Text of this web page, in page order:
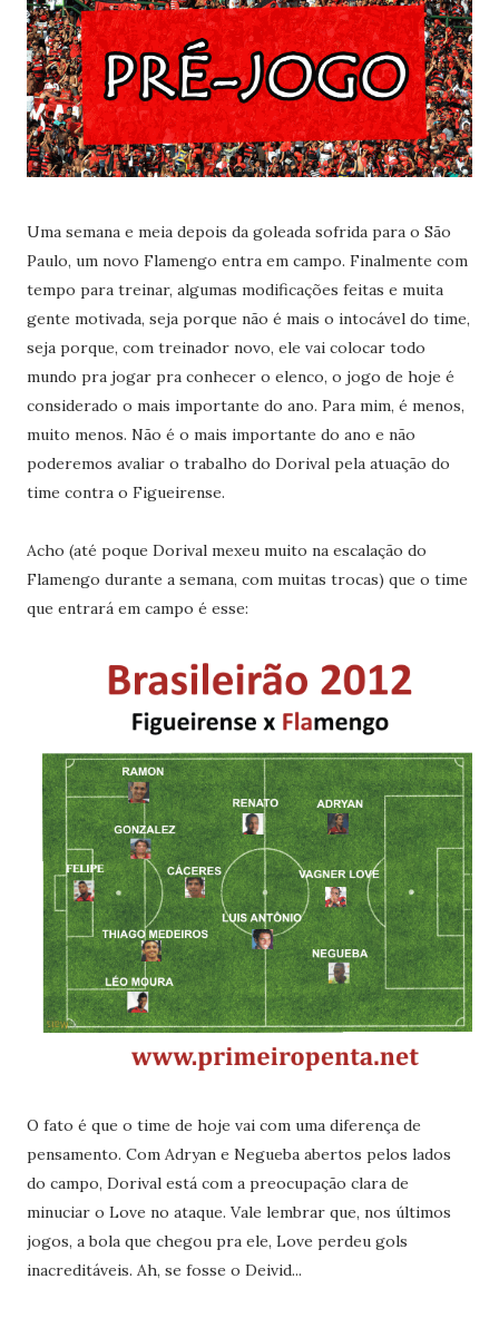
Uma semana e meia depois da goleada sofrida para o São
Paulo, um novo Flamengo entra em campo. Finalmente com
tempo para treinar, algumas modificações feitas e muita
gente motivada, seja porque não é mais o intocável do time,
seja porque, com treinador novo, ele vai colocar todo
mundo pra jogar pra conhecer o elenco, o jogo de hoje é
considerado o mais importante do ano. Para mim, é menos,
muito menos. Não é o mais importante do ano e não
poderemos avaliar o trabalho do Dorival pela atuação do
time contra o Figueirense.
Acho (até poque Dorival mexeu muito na escalação do
Flamengo durante a semana, com muitas trocas) que o time
que entrará em campo é esse:
O fato é que o time de hoje vai com uma diferença de
pensamento. Com Adryan e Negueba abertos pelos lados
do campo, Dorival está com a preocupação clara de
minuciar o Love no ataque. Vale lembrar que, nos últimos
jogos, a bola que chegou pra ele, Love perdeu gols
inacreditáveis. Ah, se fosse o Deivid...